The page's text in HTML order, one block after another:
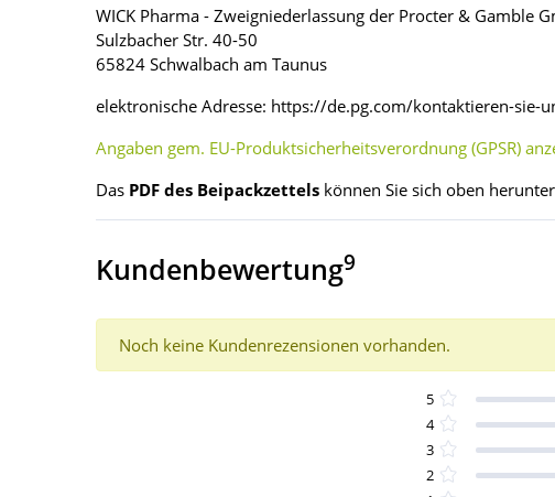
WICK Pharma - Zweigniederlassung der Procter & Gamble
Sulzbacher Str. 40-50
65824 Schwalbach am Taunus
elektronische Adresse: https://de.pg.com/kontaktieren-sie-
Angaben gem. EU-Produktsicherheitsverordnung (GPSR)
Das PDF des Beipackzettels können Sie sich oben
Kundenbewertung9
Noch keine Kundenrezensionen vorhanden.
5
4
3
2